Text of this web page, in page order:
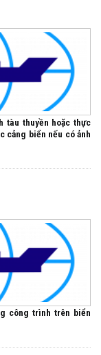
tàu thuyền hoặc thực
cảng biển nếu có ảnh
công trình trên biển